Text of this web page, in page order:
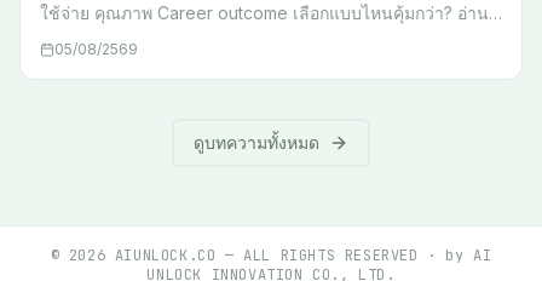
ใช้จ่าย คุณภาพ Career outcome เลือกแบบไหนคุ้มกว่า? อ่าน
05/08/2569
ดูบทความทั้งหมด
© 2026 AIUNLOCK.CO — ALL RIGHTS RESERVED · by AI
UNLOCK INNOVATION CO., LTD.